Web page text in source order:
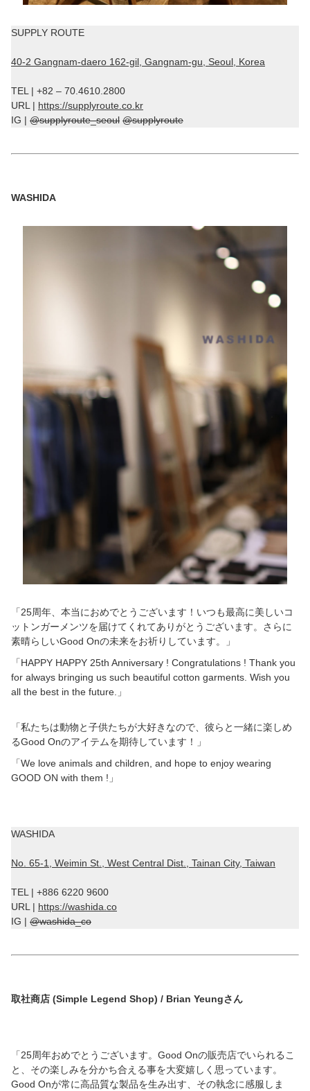
SUPPLY ROUTE
40-2 Gangnam-daero 162-gil, Gangnam-gu, Seoul, Korea
TEL | +82 – 70.4610.2800
URL | https://supplyroute.co.kr
IG | @supplyroute_seoul @supplyroute
WASHIDA
「25周年、本当におめでとうございます！いつも最高に美しいコ
ットンガーメンツを届けてくれてありがとうございます。さらに
素晴らしいGood Onの未来をお祈りしています。」
「HAPPY HAPPY 25th Anniversary ! Congratulations ! Thank you
for always bringing us such beautiful cotton garments. Wish you
all the best in the future.」
「私たちは動物と子供たちが大好きなので、彼らと一緒に楽しめ
るGood Onのアイテムを期待しています！」
「We love animals and children, and hope to enjoy wearing
GOOD ON with them !」
WASHIDA
No. 65-1, Weimin St., West Central Dist., Tainan City, Taiwan
TEL | +886 6220 9600
URL | https://washida.co
IG | @washida_co
取社商店 (Simple Legend Shop) / Brian Yeungさん
「25周年おめでとうございます。Good Onの販売店でいられるこ
と、その楽しみを分かち合える事を大変嬉しく思っています。
Good Onが常に高品質な製品を生み出す、その執念に感服しま